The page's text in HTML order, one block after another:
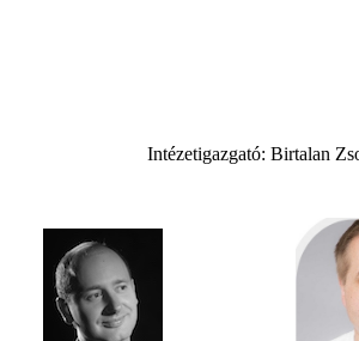
Intézetigazgató: Birtalan